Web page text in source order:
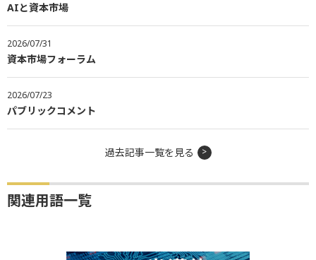
AIと資本市場
2026/07/31
資本市場フォーラム
2026/07/23
パブリックコメント
過去記事一覧を見る
関連用語一覧